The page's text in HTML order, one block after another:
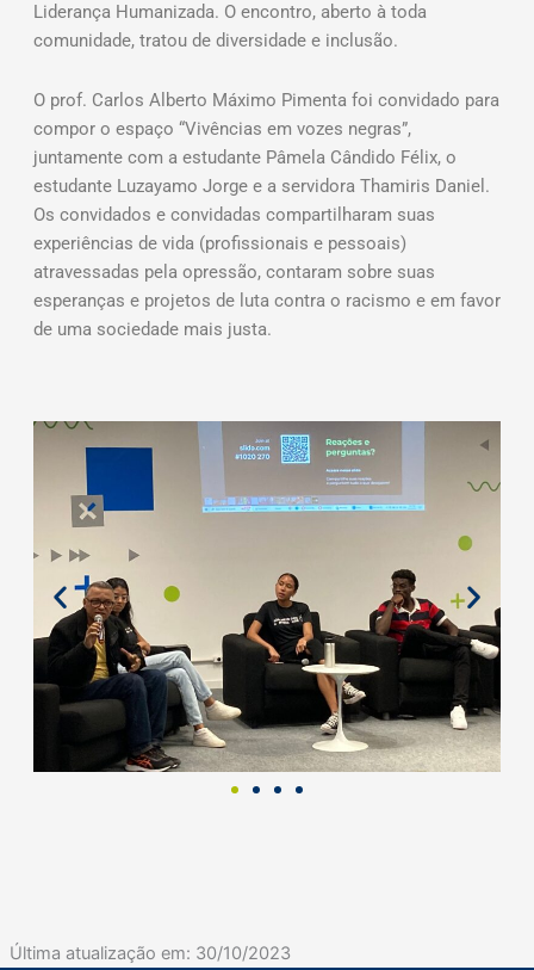
Liderança Humanizada. O encontro, aberto à toda
comunidade, tratou de diversidade e inclusão.
O prof. Carlos Alberto Máximo Pimenta foi convidado para
compor o espaço “Vivências em vozes negras”,
juntamente com a estudante Pâmela Cândido Félix, o
estudante Luzayamo Jorge e a servidora Thamiris Daniel.
Os convidados e convidadas compartilharam suas
experiências de vida (profissionais e pessoais)
atravessadas pela opressão, contaram sobre suas
esperanças e projetos de luta contra o racismo e em favor
de uma sociedade mais justa.
Última atualização em: 30/10/2023